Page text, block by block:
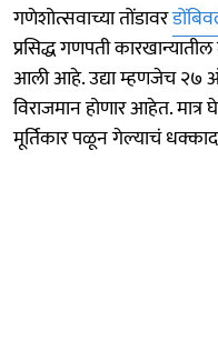
गणेशोत्सवाच्या तोंडावर
प्रसिद्ध गणपती
आली आहे. उद्या म्हणजेच २७
विराजमान होणार आहेत.
मूर्तिकार पळून गेल्याचं